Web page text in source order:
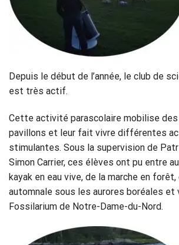
Depuis le début de l’année, le club de
est très actif.
Cette activité parascolaire mobilise
pavillons et leur fait vivre différentes
stimulantes. Sous la supervision de
Simon Carrier, ces élèves ont pu entre
kayak en eau vive, de la marche en forêt,
automnale sous les aurores boréales
Fossilarium de Notre-Dame-du-Nord.